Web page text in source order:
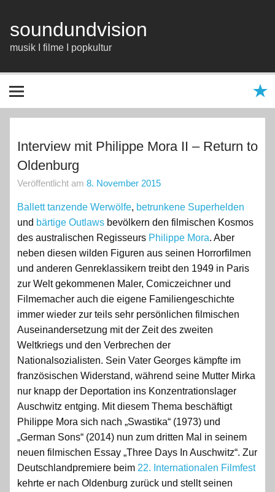
springen
soundundvision
musik I filme I popkultur
Interview mit Philippe Mora II – Return to
Oldenburg
Veröffentlicht am 8. November 2015
Ballett tanzende Werwölfe, betrunkene Superhelden
und bärtige Outlaws bevölkern den filmischen Kosmos
des australischen Regisseurs Philippe Mora. Aber
neben diesen wilden Figuren aus seinen Horrorfilmen
und anderen Genreklassikern treibt den 1949 in Paris
zur Welt gekommenen Maler, Comiczeichner und
Filmemacher auch die eigene Familiengeschichte
immer wieder zur teils sehr persönlichen filmischen
Auseinandersetzung mit der Zeit des zweiten
Weltkriegs und den Verbrechen der
Nationalsozialisten. Sein Vater Georges kämpfte im
französischen Widerstand, während seine Mutter Mirka
nur knapp der Deportation ins Konzentrationslager
Auschwitz entging. Mit diesem Thema beschäftigt
Philippe Mora sich nach „Swastika“ (1973) und
„German Sons“ (2014) nun zum dritten Mal in seinem
neuen filmischen Essay „Three Days In Auschwitz“. Zur
Deutschlandpremiere beim 22. Internationalen Filmfest
kehrte er nach Oldenburg zurück und stellt seinen